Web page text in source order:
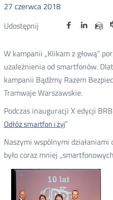
27 czerwca 2018
Udostępnij
Udostępnij
Twitter
Nowa
Udostępnij
Facebook
Nowa
Linkedin
Nowa
e-
mail
W kampanii „Klikam z głową”
uzależnienia od smartfonów.
kampanii Bądźmy Razem
Tramwaje Warszawskie.
Podczas inauguracji X edycji
Odłóż smartfon i żyjNowa
karta
”
Naszymi wspólnymi
było coraz mniej